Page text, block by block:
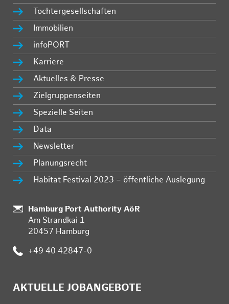
Tochtergesellschaften
Immobilien
infoPORT
Karriere
Aktuelles & Presse
Zielgruppenseiten
Spezielle Seiten
Data
Newsletter
Planungsrecht
Habitat Festival 2023 – öffentliche Auslegung
Standort:
Hamburg Port Authority AöR
Am Strandkai 1
20457 Hamburg
Telefon:
+49 40 42847-0
AKTUELLE JOBANGEBOTE